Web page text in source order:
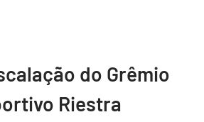
do Grêmio
Riestra